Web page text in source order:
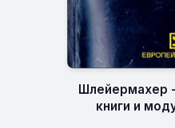
Шлейермахер
книги и